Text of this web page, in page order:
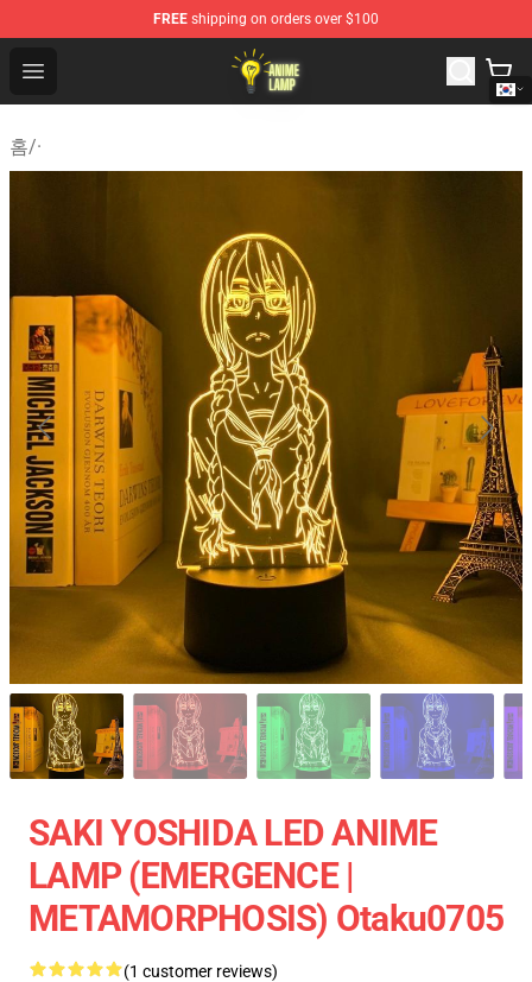
FREE shipping on orders over $100
Open menu
Anime Lamp Shop - The Best Store of Anime Lamp
홈/·
SAKI YOSHIDA LED ANIME
LAMP (EMERGENCE |
METAMORPHOSIS) Otaku0705
(1 customer reviews)